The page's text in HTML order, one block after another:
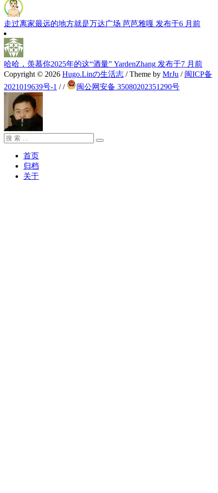
走过离家最远的地方就是万达广场 芭芭雅嘎 发布于6 月前
哈哈，羡慕你2025年的这“酒量” YardenZhang 发布于7 月前
Copyright © 2026 Hugo.Linの生活志 / Theme by MrJu / 闽ICP备
2021019639号-1 // 闽公网安备 35080202351290号
搜
搜
首页
归档
关于